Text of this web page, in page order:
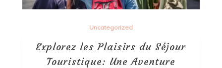
Uncategorized
Explorez les Plaisirs du Séjour
Touristique: Une Aventure